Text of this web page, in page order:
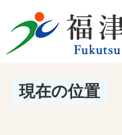
現在の位置